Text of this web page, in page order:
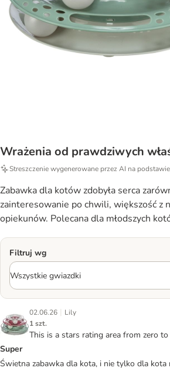
Wrażenia od prawdziwych
Streszczenie wygenerowane przez AI na
Zabawka dla kotów zdobyła serca
zainteresowanie po chwili, większość z
opiekunów. Polecana dla młodszych
Filtruj wg
02.06.26 | Lily
1 szt.
This is a stars rating area from zero
Super
Świetna zabawka dla kota, i nie tylko dla kota